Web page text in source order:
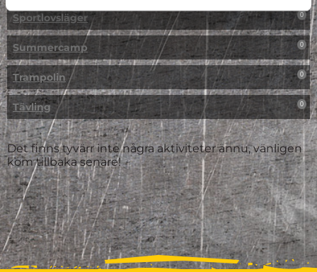
Sportlovsläger 0
Summercamp 0
Trampolin 0
Tävling 0
Det finns tyvärr inte några aktiviteter ännu, vänligen
kom tillbaka senare!